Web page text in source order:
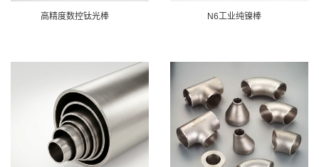
高精度数控钛光棒 N6工业纯镍棒